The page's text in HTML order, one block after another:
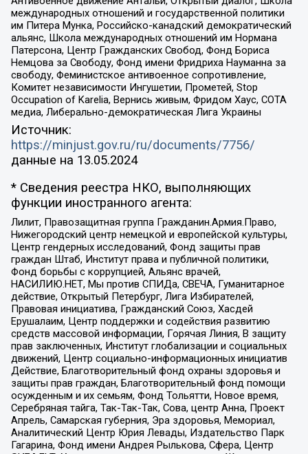
международных отношений и государственной политики
им Питера Мунка, Российско-канадский демократический
альянс, Школа международных отношений им Нормана
Патерсона, Центр Гражданских Свобод, Фонд Бориса
Немцова за Свободу, Фонд имени Фридриха Науманна за
свободу, Феминистское антивоенное сопротивление,
Комитет независимости Ингушетии, Прометей, Stop
Occupation of Karelia, Вернись живым, Фридом Хаус, СОТА
медиа, Либерально-демократическая Лига Украины
Источник:
https://minjust.gov.ru/ru/documents/7756/
данные на 13.05.2024
* Сведения реестра НКО, выполняющих
функции иностранного агента:
Лилит, Правозащитная группа Гражданин.Армия.Право,
Нижегородский центр немецкой и европейской культуры,
Центр гендерных исследований, Фонд защиты прав
граждан Штаб, Институт права и публичной политики,
Фонд борьбы с коррупцией, Альянс врачей,
НАСИЛИЮ.НЕТ, Мы против СПИДа, СВЕЧА, Гуманитарное
действие, Открытый Петербург, Лига Избирателей,
Правовая инициатива, Гражданский Союз, Хасдей
Ерушалаим, Центр поддержки и содействия развитию
средств массовой информации, Горячая Линия, В защиту
прав заключенных, Институт глобализации и социальных
движений, Центр социально-информационных инициатив
Действие, Благотворительный фонд охраны здоровья и
защиты прав граждан, Благотворительный фонд помощи
осужденным и их семьям, Фонд Тольятти, Новое время,
Серебряная тайга, Так-Так-Так, Сова, центр Анна, Проект
Апрель, Самарская губерния, Эра здоровья, Мемориал,
Аналитический Центр Юрия Левады, Издательство Парк
Гагарина, Фонд имени Андрея Рылькова, Сфера, Центр